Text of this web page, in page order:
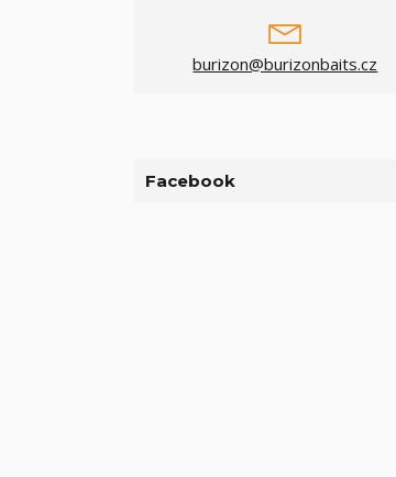
burizon@burizonbaits.cz
Facebook